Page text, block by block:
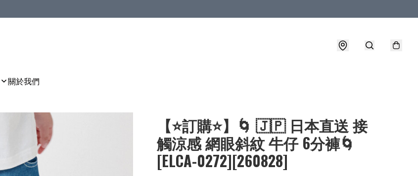
關於我們
【⭐訂購⭐】🌀 🇯🇵 日本直送 接
觸涼感 網眼斜紋 牛仔 6分褲🌀
[ELCA-0272][260828]